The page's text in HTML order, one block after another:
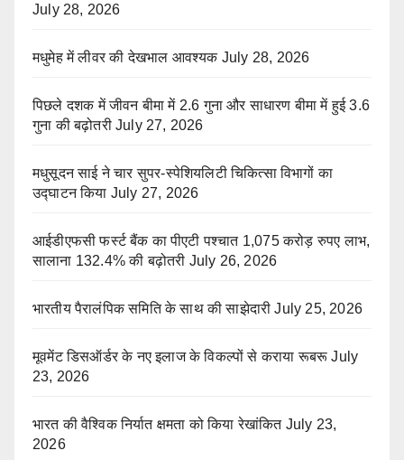
July 28, 2026
मधुमेह में लीवर की देखभाल आवश्यक July 28, 2026
पिछले दशक में जीवन बीमा में 2.6 गुना और साधारण बीमा में हुई 3.6
गुना की बढ़ोतरी July 27, 2026
मधुसूदन साई ने चार सुपर-स्पेशियलिटी चिकित्सा विभागों का
उद्घाटन किया July 27, 2026
आईडीएफसी फर्स्ट बैंक का पीएटी पश्चात 1,075 करोड़ रुपए लाभ,
सालाना 132.4% की बढ़ोतरी July 26, 2026
भारतीय पैरालंपिक समिति के साथ की साझेदारी July 25, 2026
मूवमेंट डिसऑर्डर के नए इलाज के विकल्पों से कराया रूबरू July
23, 2026
भारत की वैश्विक निर्यात क्षमता को किया रेखांकित July 23,
2026